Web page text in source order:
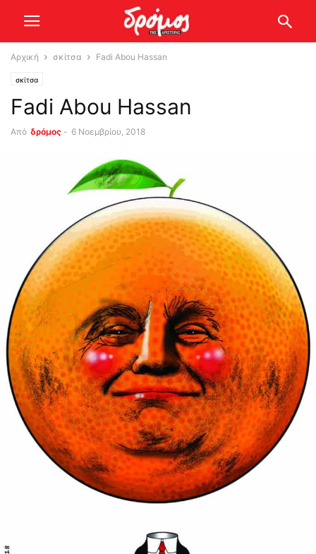
Αρχική σκίτσα Fadi Abou Hassan
σκίτσα
Fadi Abou Hassan
Από δρόμος - 6 Νοεμβρίου, 2018